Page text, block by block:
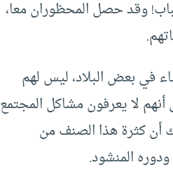
وقد حصل المحظوران معا،
في بعض البلاد، ليس لهم
لا يعرفون مشاكل المجتمع
أن كثرة هذا الصنف من
المنشود.